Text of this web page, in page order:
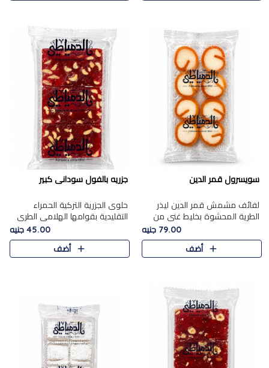
سويسرول قمر الدين
لفائف مشمش قمر الدين ليذر
الطرية المحشوة بخليط غني من
جوز الهند الأبيض والمكسرات
الفاخرة، يقدم المذاق الحلو
الطبيعي لقمر الدين و تجمع بين
79.00 جنيه
أضف
جزريه بالفول سودانى كبير
حلوى الجزرية التركية الحمراء
التقليدية بقوامها الهلامي الطري
ولونها الأحمر المميز، محشوة
بسخاء بالفول السوداني المحمص
لتمنحك توازنًا رائعًا ..
45.00 جنيه
أضف